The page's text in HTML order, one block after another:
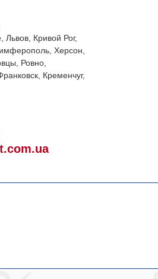
Кривой Рог,
Херсон,
Ровно,
Кременчуг,